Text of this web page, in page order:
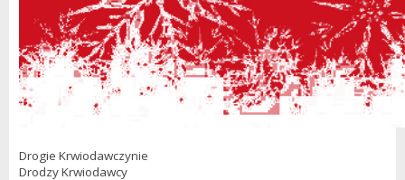
Drogie Krwiodawczynie
Drodzy Krwiodawcy